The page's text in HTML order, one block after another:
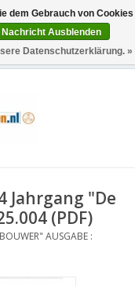
0 Artikel - €0,00
Jahrgang "De
(PDF)
AUSGABE :
dem Gebrauch von Cookies
Nachricht Ausblenden
Datenschutzerklärung. »